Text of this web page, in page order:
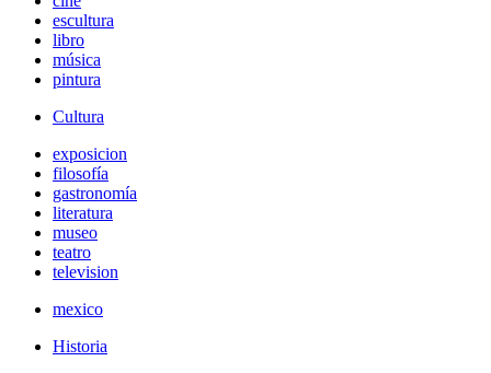
escultura
libro
música
pintura
Cultura
exposicion
filosofía
gastronomía
literatura
museo
teatro
television
mexico
Historia